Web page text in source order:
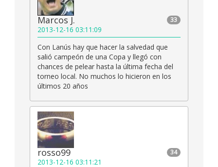
33
Marcos J.
2013-12-16 03:11:09
Con Lanús hay que hacer la salvedad que
salió campeón de una Copa y llegó con
chances de pelear hasta la última fecha del
torneo local. No muchos lo hicieron en los
últimos 20 años
34
rosso99
2013-12-16 03:11:21